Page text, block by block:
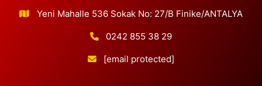
Yeni Mahalle 536 Sokak No: 27/B Finike/ANTALYA
0242 855 38 29
[email protected]